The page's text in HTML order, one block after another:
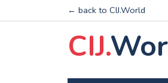
← back to CIJ.World
CIJ.